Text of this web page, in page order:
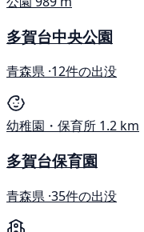
多賀台中央公園
青森県 ·12件の出没
幼稚園・保育所 1.2 km
多賀台保育園
青森県 ·35件の出没